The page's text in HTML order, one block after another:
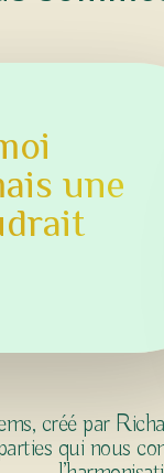
une
créé par
qui nous